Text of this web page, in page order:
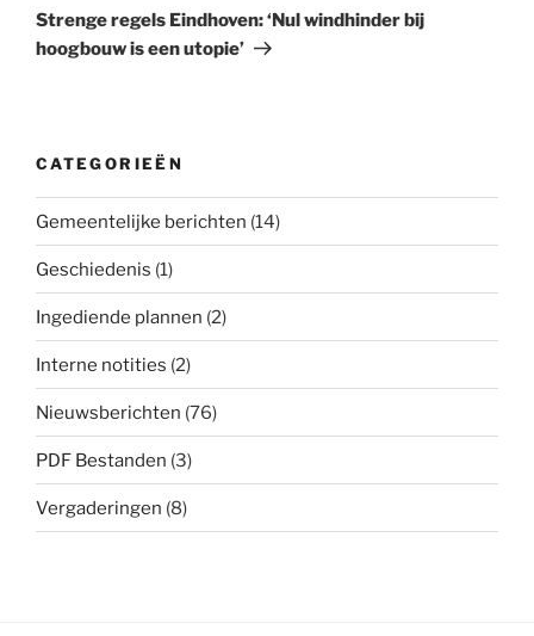
bericht
Strenge regels Eindhoven: ‘Nul windhinder bij
hoogbouw is een utopie’
CATEGORIEËN
Gemeentelijke berichten (14)
Geschiedenis (1)
Ingediende plannen (2)
Interne notities (2)
Nieuwsberichten (76)
PDF Bestanden (3)
Vergaderingen (8)